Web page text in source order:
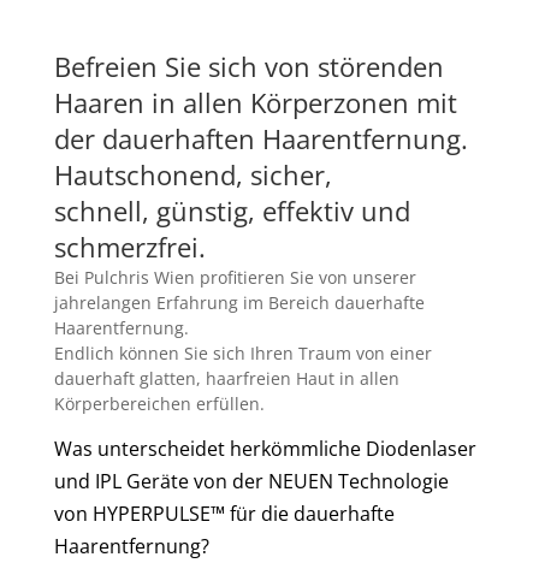
Befreien Sie sich von störenden
Haaren in allen Körperzonen mit
der dauerhaften Haarentfernung.
Hautschonend, sicher,
schnell, günstig, effektiv und
schmerzfrei.
Bei Pulchris Wien profitieren Sie von unserer
jahrelangen Erfahrung im Bereich dauerhafte
Haarentfernung.
Endlich können Sie sich Ihren Traum von einer
dauerhaft glatten, haarfreien Haut in allen
Körperbereichen erfüllen.
Was unterscheidet herkömmliche Diodenlaser
und IPL Geräte von der NEUEN Technologie
von HYPERPULSE™ für die dauerhafte
Haarentfernung?